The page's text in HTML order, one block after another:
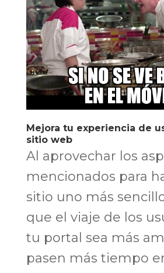
Mejora tu experiencia de
sitio web
Al aprovechar los
mencionados para
sitio uno más
que el viaje de los
tu portal sea más
pasen más tiempo